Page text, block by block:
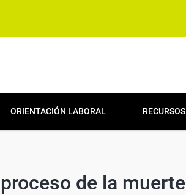
ORIENTACIÓN LABORAL RECURSOS
de la muerte